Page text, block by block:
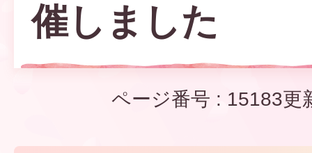
催しました
ページ番号 : 15183更